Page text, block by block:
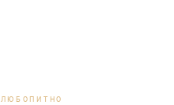
ЛЮБОПИТНО